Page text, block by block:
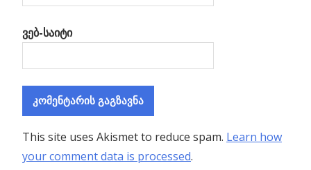
ვებ-საიტი
This site uses Akismet to reduce spam. Learn how
your comment data is processed.